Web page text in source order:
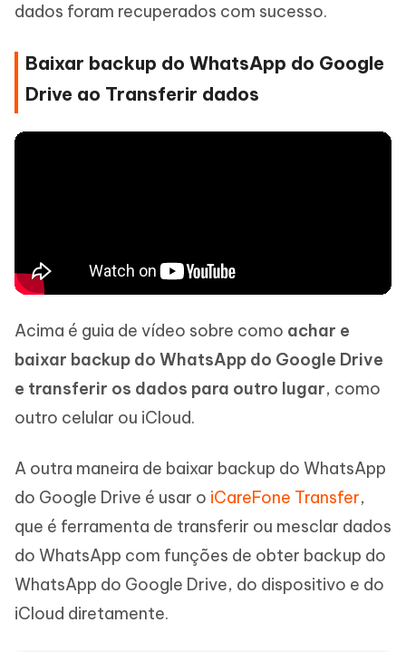
dados foram recuperados com sucesso.
Baixar backup do WhatsApp do Google
Drive ao Transferir dados
Acima é guia de vídeo sobre como achar e
baixar backup do WhatsApp do Google Drive
e transferir os dados para outro lugar, como
outro celular ou iCloud.
A outra maneira de baixar backup do WhatsApp
do Google Drive é usar o iCareFone Transfer,
que é ferramenta de transferir ou mesclar dados
do WhatsApp com funções de obter backup do
WhatsApp do Google Drive, do dispositivo e do
iCloud diretamente.